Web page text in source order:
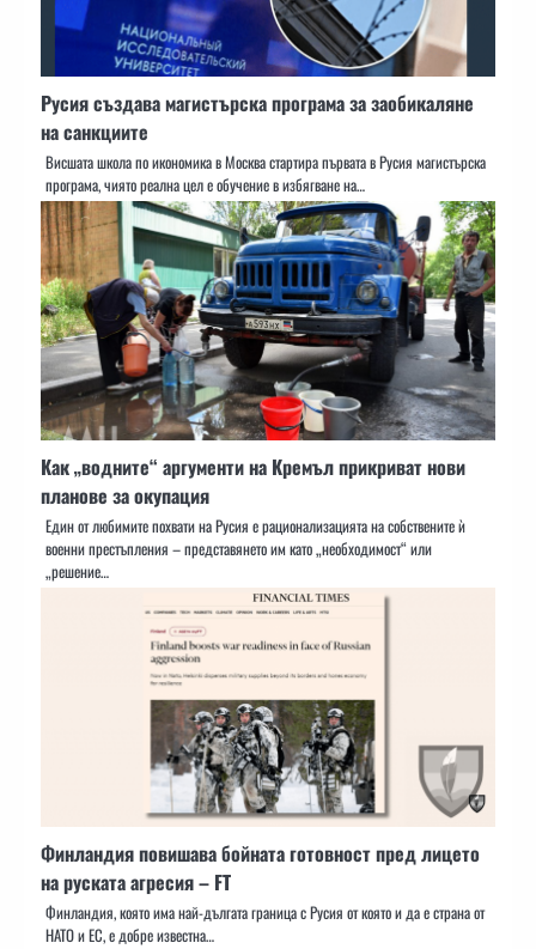
Русия създава магистърска програма за заобикаляне
на санкциите
Висшата школа по икономика в Москва стартира първата в Русия магистърска
програма, чиято реална цел е обучение в избягване на…
Как „водните“ аргументи на Кремъл прикриват нови
планове за окупация
Един от любимите похвати на Русия е рационализацията на собствените ѝ
военни престъпления – представянето им като „необходимост“ или
„решение…
Финландия повишава бойната готовност пред лицето
на руската агресия – FT
Финландия, която има най-дългата граница с Русия от която и да е страна от
НАТО и ЕС, е добре известна…